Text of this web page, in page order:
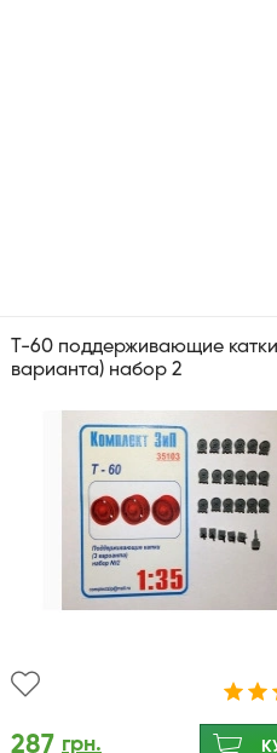
Т-60 поддерживающие
варианта) набор 2
287 грн.